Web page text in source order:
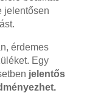
jelentősen
érdemes
Egy
jelentős